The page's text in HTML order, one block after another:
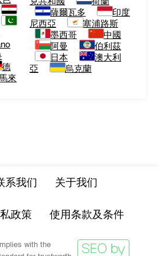
德
來
薩爾瓦多
印度
尼西亞
塞浦路斯
墨西哥
中國
阿曼
伯利茲
日本
澳大利
亞
烏克蘭
系我们 关于我们
政策 使用条款及条件
with the